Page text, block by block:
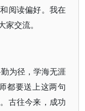
阅读偏好。我在
交流。
为径，学海无涯
都要送上这两句
古往今来，成功